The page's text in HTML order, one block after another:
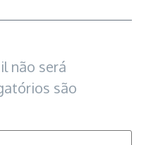
não será
são